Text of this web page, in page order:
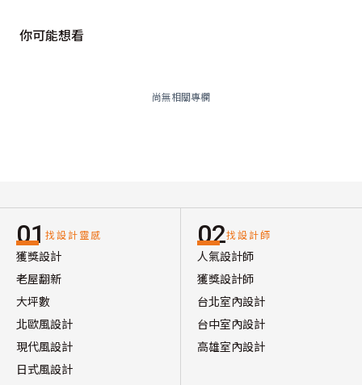
你可能想看
尚無相關專欄
01 找設計靈感
獲獎設計
老屋翻新
大坪數
北歐風設計
現代風設計
日式風設計
02找設計師
人氣設計師
獲獎設計師
台北室內設計
台中室內設計
高雄室內設計